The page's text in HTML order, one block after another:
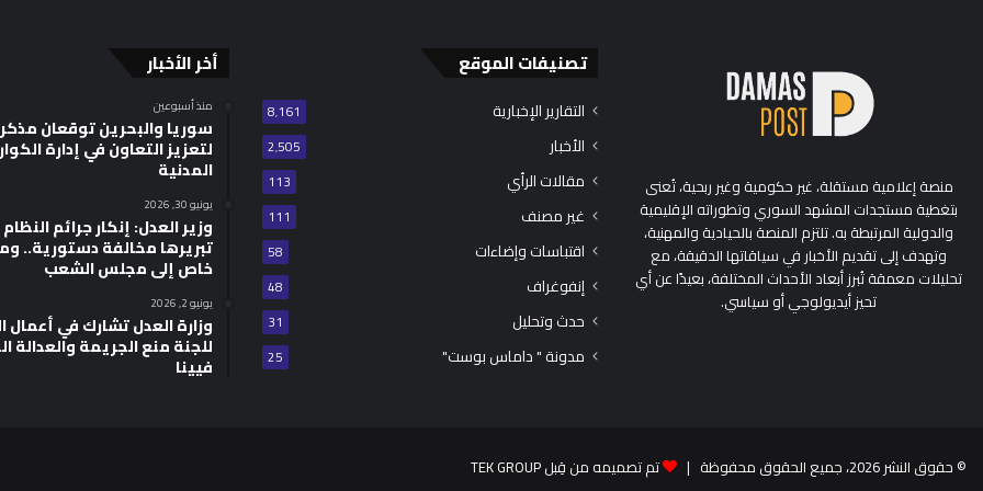
منصة إعلامية مستقلة، غير حكومية وغير ربحية، تُعنى
بتغطية مستجدات المشهد السوري وتطوراته الإقليمية
والدولية المرتبطة به. تلتزم المنصة بالحيادية والمهنية،
وتهدف إلى تقديم الأخبار في سياقاتها الدقيقة، مع
تحليلات معمقة تُبرز أبعاد الأحداث المختلفة، بعيدًا عن أي
تحيز أيديولوجي أو سياسي.
تصنيفات الموقع
التقارير الإخبارية 8٬161
الأخبار 2٬505
مقالات الرأي 113
غير مصنف 111
اقتباسات وإضاءات 58
إنفوغراف 48
حدث وتحليل 31
مدونة " داماس بوست" 25
أخر الأخبار
منذ أسبوعين
سوريا والبحرين توقعان
لتعزيز التعاون في إدارة
المدنية
يونيو 30, 2026
وزير العدل: إنكار جرائم النظام
تبريرها مخالفة دستورية..
خاص إلى مجلس الشعب
يونيو 2, 2026
للجنة منع الجريمة والعدالة
فيينا
© حقوق النشر 2026، جميع الحقوق محفوظة | تم تصميمه من قِبل TEK GROUP